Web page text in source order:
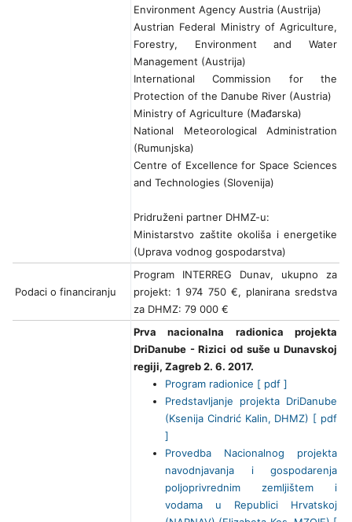
Environment Agency Austria (Austrija)
Austrian Federal Ministry of Agriculture,
Forestry, Environment and Water
Management (Austrija)
International Commission for the
Protection of the Danube River (Austria)
Ministry of Agriculture (Mađarska)
National Meteorological Administration
(Rumunjska)
Centre of Excellence for Space Sciences
and Technologies (Slovenija)
Pridruženi partner DHMZ-u:
Ministarstvo zaštite okoliša i energetike
(Uprava vodnog gospodarstva)
Podaci o financiranju
Program INTERREG Dunav, ukupno za
projekt: 1 974 750 €, planirana sredstva
za DHMZ: 79 000 €
Prva nacionalna radionica projekta
DriDanube - Rizici od suše u Dunavskoj
regiji, Zagreb 2. 6. 2017.
Program radionice [ pdf ]
Predstavljanje projekta DriDanube
(Ksenija Cindrić Kalin, DHMZ) [ pdf
]
Provedba Nacionalnog projekta
navodnjavanja i gospodarenja
poljoprivrednim zemljištem i
vodama u Republici Hrvatskoj